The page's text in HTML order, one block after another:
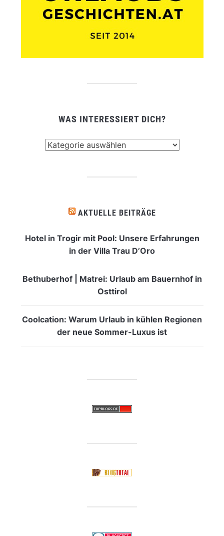
WAS INTERESSIERT DICH?
AKTUELLE BEITRÄGE
Hotel in Trogir mit Pool: Unsere Erfahrungen
in der Villa Trau D’Oro
Bethuberhof | Matrei: Urlaub am Bauernhof in
Osttirol
Coolcation: Warum Urlaub in kühlen Regionen
der neue Sommer-Luxus ist